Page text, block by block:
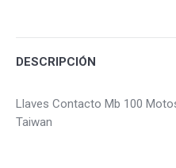
DESCRIPCIÓN
Llaves Contacto Mb 100
Taiwan